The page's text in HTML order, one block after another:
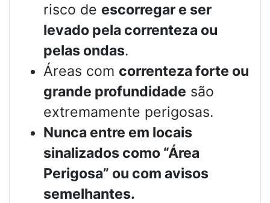
risco de escorregar e ser
levado pela correnteza ou
pelas ondas.
Áreas com correnteza forte ou
grande profundidade são
extremamente perigosas.
Nunca entre em locais
sinalizados como “Área
Perigosa” ou com avisos
semelhantes.